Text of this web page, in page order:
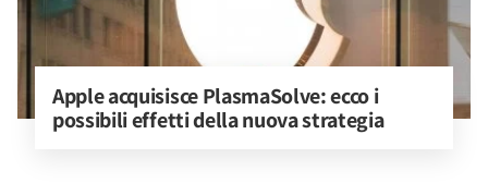
Apple acquisisce PlasmaSolve: ecco i
possibili effetti della nuova strategia